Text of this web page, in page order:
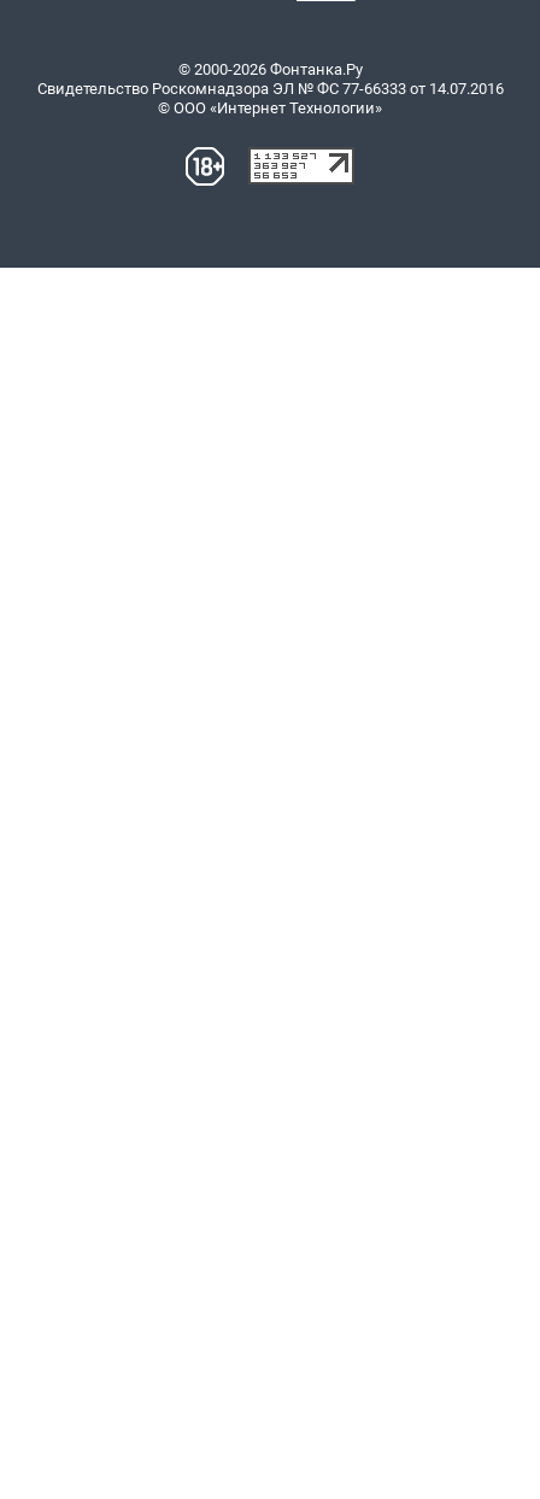
© 2000-2026 Фонтанка.Ру
Свидетельство Роскомнадзора ЭЛ № ФС 77-66333 от 14.07.2016
© ООО «Интернет Технологии»